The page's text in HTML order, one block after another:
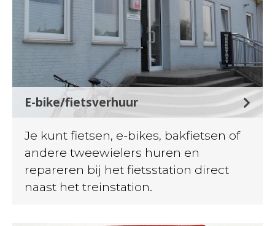
E-bike/fietsverhuur
Je kunt fietsen, e-bikes, bakfietsen of
andere tweewielers huren en
repareren bij het fietsstation direct
naast het treinstation.